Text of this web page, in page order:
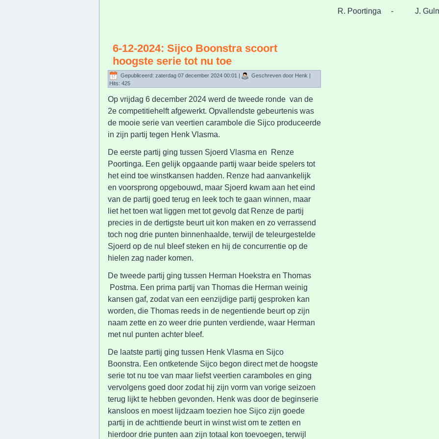
R. Poortinga - J.
6-12-2024: Sijco Boonstra scoort
hoogste serie tot nu toe
Gepubliceerd: zaterdag 07 december 2024 00:01 | Geschreven door Henk |
Hits: 425
Op vrijdag 6 december 2024 werd de tweede ronde van de
2e competitiehelft afgewerkt. Opvallendste gebeurtenis was
de mooie serie van veertien carambole die Sijco produceerde
in zijn partij tegen Henk Vlasma.
De eerste partij ging tussen Sjoerd Vlasma en Renze
Poortinga. Een gelijk opgaande partij waar beide spelers tot
het eind toe winstkansen hadden. Renze had aanvankelijk
en voorsprong opgebouwd, maar Sjoerd kwam aan het eind
van de partij goed terug en leek toch te gaan winnen, maar
liet het toen wat liggen met tot gevolg dat Renze de partij
precies in de dertigste beurt uit kon maken en zo verrassend
toch nog drie punten binnenhaalde, terwijl de teleurgestelde
Sjoerd op de nul bleef steken en hij de concurrentie op de
hielen zag nader komen.
De tweede partij ging tussen Herman Hoekstra en Thomas
Postma. Een prima partij van Thomas die Herman weinig
kansen gaf, zodat van een eenzijdige partij gesproken kan
worden, die Thomas reeds in de negentiende beurt op zijn
naam zette en zo weer drie punten verdiende, waar Herman
met nul punten achter bleef.
De laatste partij ging tussen Henk Vlasma en Sijco
Boonstra. Een ontketende Sijco begon direct met de hoogste
serie tot nu toe van maar liefst veertien caramboles en ging
vervolgens goed door zodat hij zijn vorm van vorige seizoen
terug lijkt te hebben gevonden. Henk was door de beginserie
kansloos en moest lijdzaam toezien hoe Sijco zijn goede
partij in de achttiende beurt in winst wist om te zetten en
hierdoor drie punten aan zijn totaal kon toevoegen, terwijl